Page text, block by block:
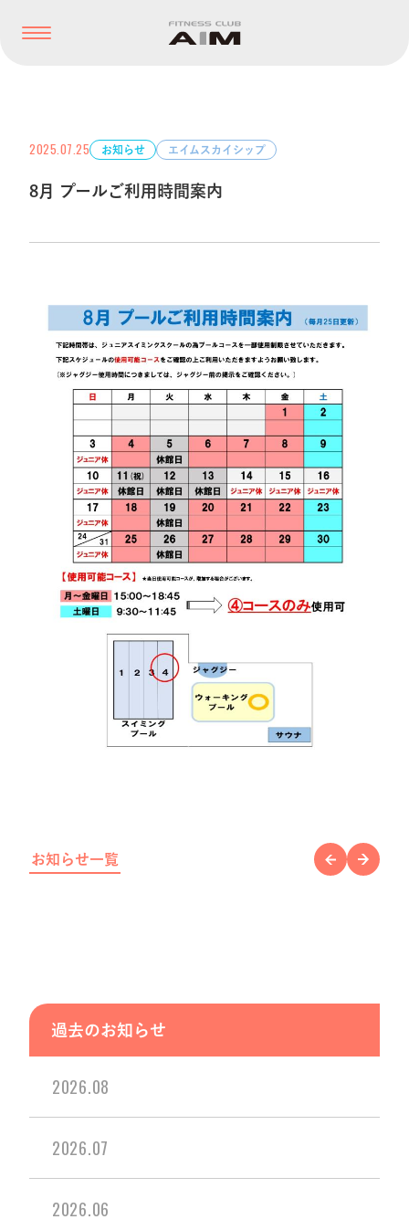
2025.07.25 お知らせ エイムスカイシップ
8月 プールご利用時間案内
お知らせ一覧
過去のお知らせ
2026.08
2026.07
2026.06